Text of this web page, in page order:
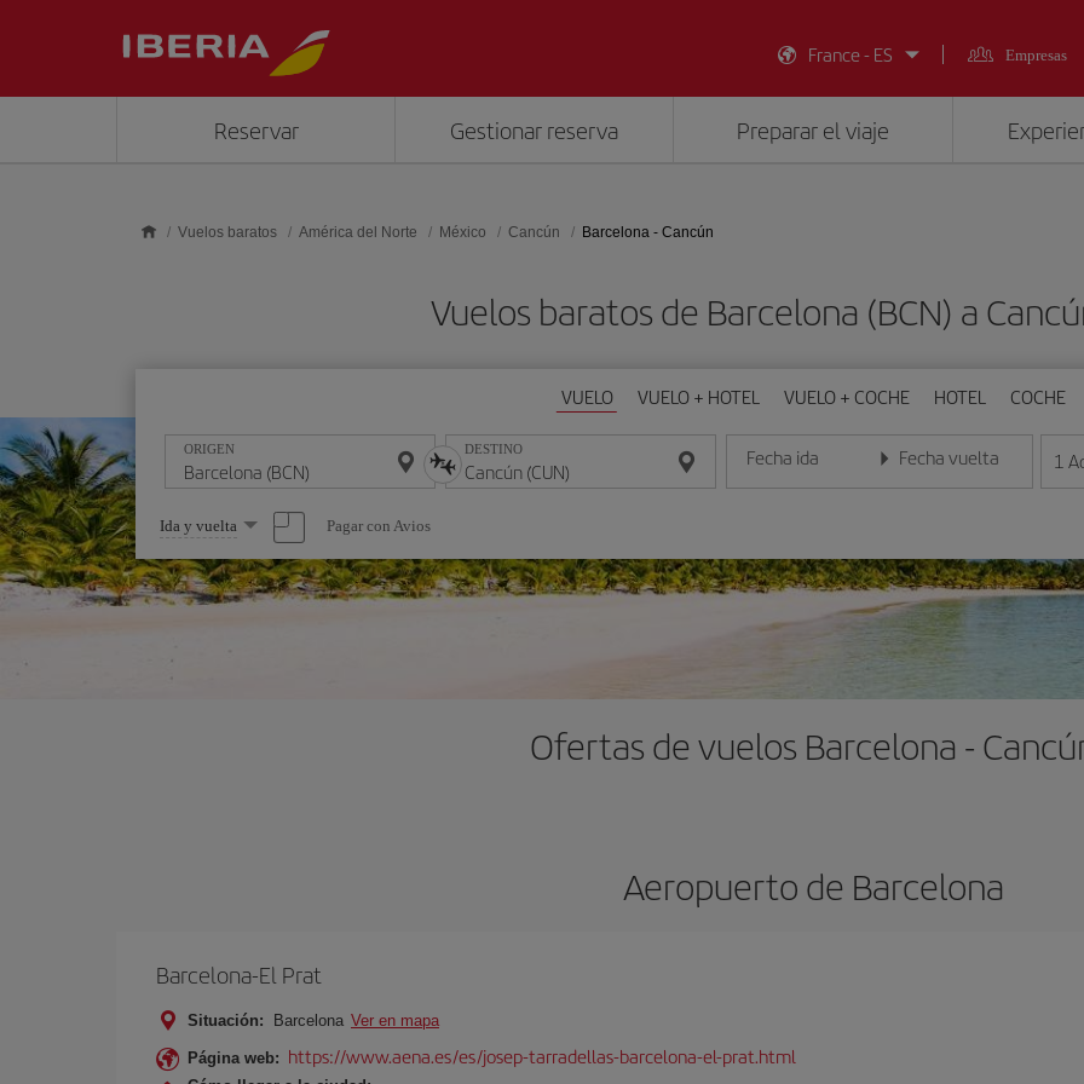
France - ES
Empresas
Reservar Gestionar reserva Preparar el viaje
Vuelos baratos América del Norte México Cancún Barcelona - Cancún
Vuelos baratos de Barcelona (BCN) a
VUELO VUELO + HOTEL VUELO + COCHE HOTEL COCHE
ORIGEN DESTINO Fecha ida
Introduce la fecha en formato día/mes/año
Fecha vuelta
Introduce la fecha en 1
Seleccione
una
opción
Ida y vuelta Pagar con Avios
Ofertas de vuelos Barcelona -
Aeropuerto de Barcelona
Barcelona-El Prat
Situación: Barcelona Ver en mapa
Página web: https://www.aena.es/es/josep-tarradellas-barcelona-el-prat.html